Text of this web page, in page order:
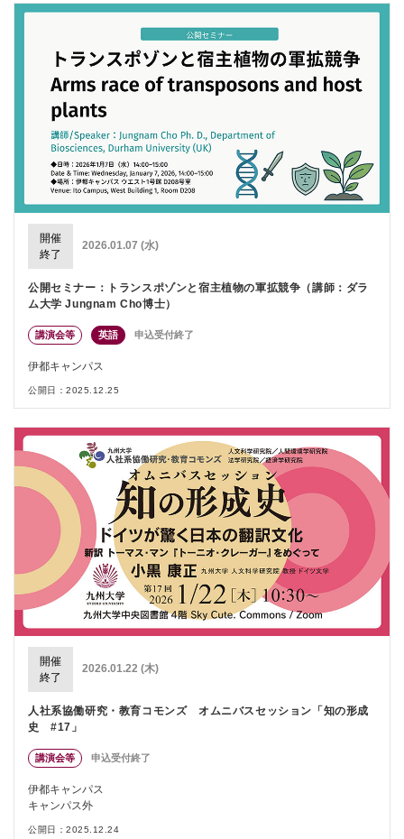
開催
終了
2026.01.07 (水)
公開セミナー：トランスポゾンと宿主植物の軍拡競争（講師：ダラ
ム大学 Jungnam Cho博士）
講演会等 英語 申込受付終了
伊都キャンパス
公開日：2025.12.25
開催
終了
2026.01.22 (木)
人社系協働研究・教育コモンズ オムニバスセッション「知の形成
史 #17」
講演会等 申込受付終了
伊都キャンパス
キャンパス外
公開日：2025.12.24